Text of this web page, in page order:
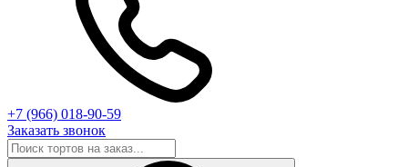
+7 (966) 018-90-59
Заказать звонок